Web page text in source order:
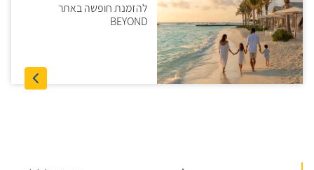
להזמנת חופשה באתר
BEYOND